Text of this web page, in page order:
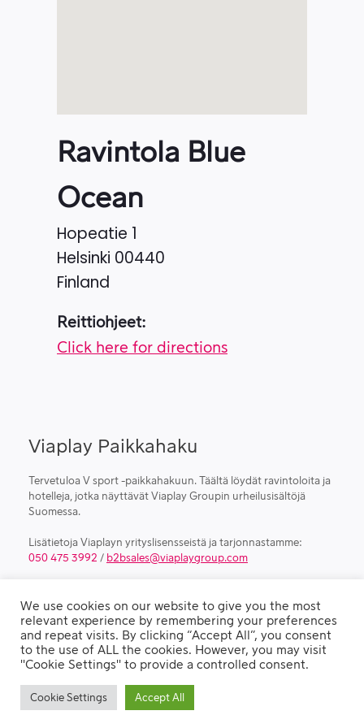
Ravintola Blue
Ocean
Hopeatie 1
Helsinki 00440
Finland
Reittiohjeet:
Click here for directions
Viaplay Paikkahaku
Tervetuloa V sport -paikkahakuun. Täältä löydät ravintoloita ja
hotelleja, jotka näyttävät Viaplay Groupin urheilusisältöjä
Suomessa.
Lisätietoja Viaplayn yrityslisensseistä ja tarjonnastamme:
050 475 3992 / b2bsales@viaplaygroup.com
© VIAPLAY 2023
We use cookies on our website to give you the most
relevant experience by remembering your preferences
and repeat visits. By clicking “Accept All”, you consent
to the use of ALL the cookies. However, you may visit
"Cookie Settings" to provide a controlled consent.
Cookie Settings Accept All